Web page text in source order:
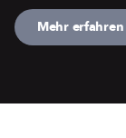
Mehr erfahren